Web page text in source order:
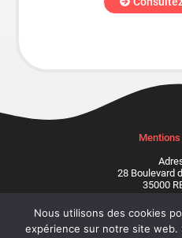
28 Boulevard
35000
je souhaite
Nous utilisons des cookies
expérience sur notre site web.